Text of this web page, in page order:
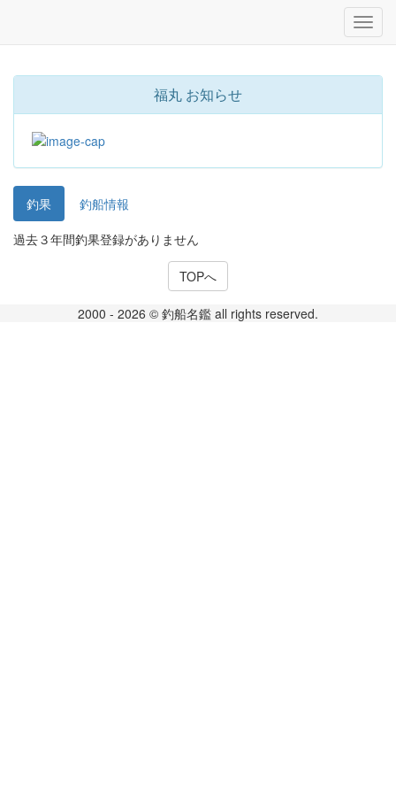
福丸 お知らせ
釣果
釣船情報
過去３年間釣果登録がありません
TOPへ
2000 - 2026 © 釣船名鑑 all rights reserved.